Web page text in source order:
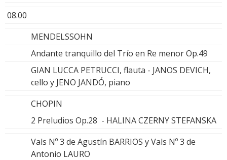
08.00
MENDELSSOHN
Andante tranquillo del Trío en Re menor Op.49
GIAN LUCCA PETRUCCI, flauta - JANOS DEVICH,
cello y JENO JANDÓ, piano
CHOPIN
2 Preludios Op.28 - HALINA CZERNY STEFANSKA
Vals Nº 3 de Agustín BARRIOS y Vals Nº 3 de
Antonio LAURO